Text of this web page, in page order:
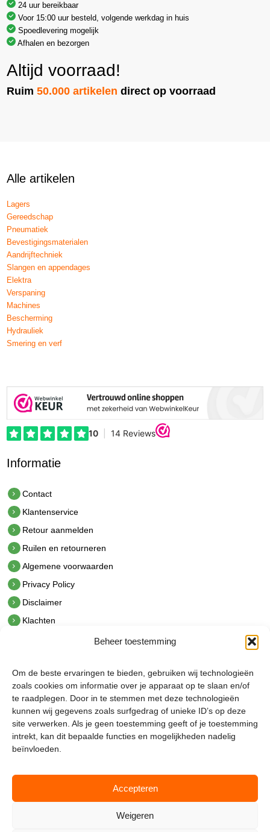
Beheer toestemming
Om de beste ervaringen te bieden, gebruiken wij technologieën
zoals cookies om informatie over je apparaat op te slaan en/of
te raadplegen. Door in te stemmen met deze technologieën
kunnen wij gegevens zoals surfgedrag of unieke ID’s op deze
site verwerken. Als je geen toestemming geeft of je toestemming
intrekt, kan dit bepaalde functies en mogelijkheden nadelig
beïnvloeden.
Accepteren
Weigeren
24 uur bereikbaar
Voor 15:00 uur besteld, volgende werkdag in huis
Spoedlevering mogelijk
Afhalen en bezorgen
Altijd voorraad!
Ruim50.000 artikelen direct op voorraad
Alle artikelen
Lagers
Gereedschap
Pneumatiek
Bevestigingsmaterialen
Aandrijftechniek
Slangen en appendages
Elektra
Verspaning
Machines
Bescherming
Hydrauliek
Smering en verf
Informatie
Contact
Klantenservice
Retour aanmelden
Ruilen en retourneren
Algemene voorwaarden
Privacy Policy
Disclaimer
Klachten
hetindustriehuis B.V.
De Hoek 1 1601 MR Enkhuizen
t.0228 53 00 40
e.info@hetindustriehuis.com
KVK 51483904
BTW NL850044522B01